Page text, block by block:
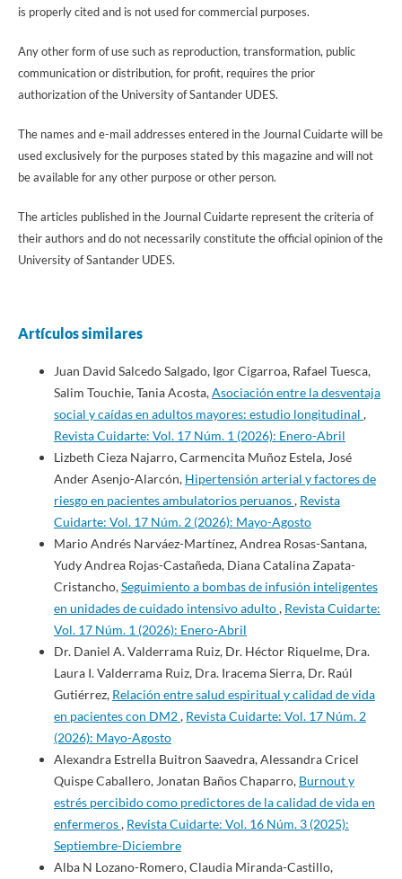
is properly cited and is not used for commercial purposes.
Any other form of use such as reproduction, transformation, public
communication or distribution, for profit, requires the prior
authorization of the University of Santander UDES.
The names and e-mail addresses entered in the Journal Cuidarte will be
used exclusively for the purposes stated by this magazine and will not
be available for any other purpose or other person.
The articles published in the Journal Cuidarte represent the criteria of
their authors and do not necessarily constitute the official opinion of the
University of Santander UDES.
Artículos similares
Juan David Salcedo Salgado, Igor Cigarroa, Rafael Tuesca,
Salim Touchie, Tania Acosta,Asociación entre la desventaja
social y caídas en adultos mayores: estudio longitudinal ,
Revista Cuidarte: Vol. 17 Núm. 1 (2026): Enero-Abril
Lizbeth Cieza Najarro, Carmencita Muñoz Estela, José
Ander Asenjo-Alarcón, Hipertensión arterial y factores de
riesgo en pacientes ambulatorios peruanos, Revista
Cuidarte: Vol. 17 Núm. 2 (2026): Mayo-Agosto
Mario Andrés Narváez-Martínez, Andrea Rosas-Santana,
Yudy Andrea Rojas-Castañeda, Diana Catalina Zapata-
Cristancho,Seguimiento a bombas de infusión inteligentes
en unidades de cuidado intensivo adulto, Revista Cuidarte:
Vol. 17 Núm. 1 (2026): Enero-Abril
Dr. Daniel A. Valderrama Ruiz, Dr. Héctor Riquelme, Dra.
Laura I. Valderrama Ruiz, Dra. Iracema Sierra, Dr. Raúl
Gutiérrez, Relación entre salud espiritual y calidad de vida
en pacientes con DM2, Revista Cuidarte: Vol. 17 Núm. 2
(2026): Mayo-Agosto
Alexandra Estrella Buitron Saavedra, Alessandra Cricel
Quispe Caballero, Jonatan Baños Chaparro, Burnout y
estrés percibido como predictores de la calidad de vida en
enfermeros, Revista Cuidarte: Vol. 16 Núm. 3 (2025):
Septiembre-Diciembre
Alba N Lozano-Romero, Claudia Miranda-Castillo,